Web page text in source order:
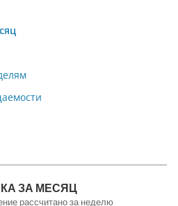
ЗА МЕСЯЦ
рассчитано за неделю